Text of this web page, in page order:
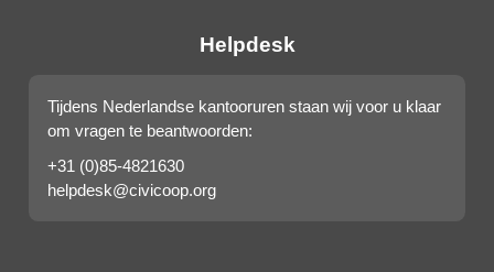
Helpdesk
Tijdens Nederlandse kantooruren staan wij voor u klaar
om vragen te beantwoorden:
+31 (0)85-4821630
helpdesk@civicoop.org